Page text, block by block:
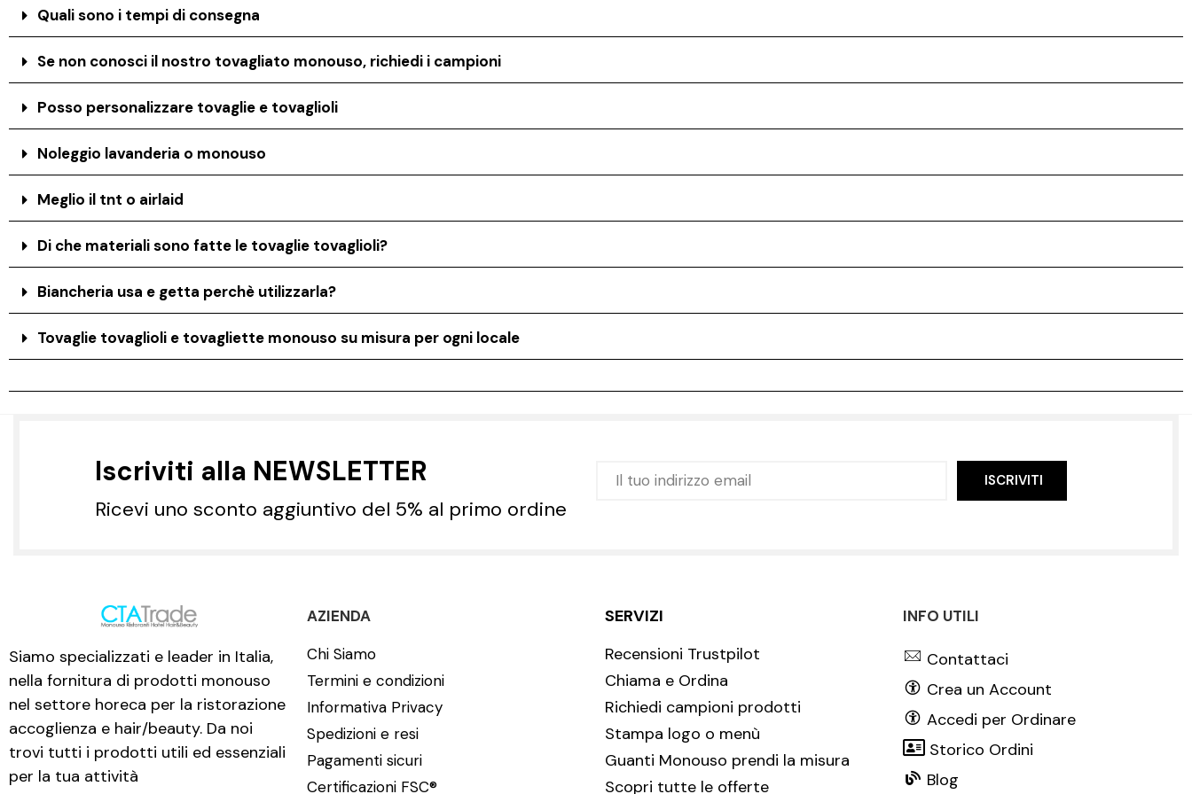
Quali sono i tempi di consegna
Se non conosci il nostro tovagliato monouso, richiedi i campioni
Posso personalizzare tovaglie e tovaglioli
Noleggio lavanderia o monouso
Meglio il tnt o airlaid
Di che materiali sono fatte le tovaglie tovaglioli?
Biancheria usa e getta perchè utilizzarla?
Tovaglie tovaglioli e tovagliette monouso su misura per ogni locale
Iscriviti alla NEWSLETTER
Ricevi uno sconto aggiuntivo del 5% al primo ordine
ISCRIVITI
Siamo specializzati e leader in Italia,
nella fornitura di prodotti monouso
nel settore horeca per la ristorazione
accoglienza e hair/beauty. Da noi
trovi tutti i prodotti utili ed essenziali
per la tua attività
AZIENDA
Chi Siamo
Termini e condizioni
Informativa Privacy
Spedizioni e resi
Pagamenti sicuri
Certificazioni FSC®
SERVIZI
Recensioni Trustpilot
Chiama e Ordina
Richiedi campioni prodotti
Stampa logo o menù
Guanti Monouso prendi la misura
Scopri tutte le offerte
INFO UTILI
Contattaci
Crea un Account
Accedi per Ordinare
Storico Ordini
Blog